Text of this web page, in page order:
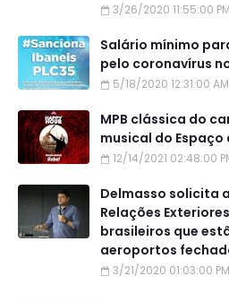
3/26/2020 11:55:00 PM
Salário mínimo
pelo coronavírus
5/18/2020 12:31:00 AM
MPB clássica do
musical do Espaço
12/14/2021 02:48:00
Delmasso solicita
Relações
brasileiros que
aeroportos
3/21/2020 01:03:00 PM